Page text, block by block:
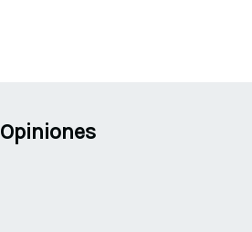
Opiniones